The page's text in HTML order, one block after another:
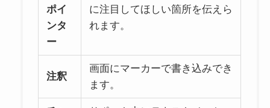
ポイ
ンタ
ー
に注目してほしい箇所を伝えら
れます。
注釈
画面にマーカーで書き込みでき
ます。